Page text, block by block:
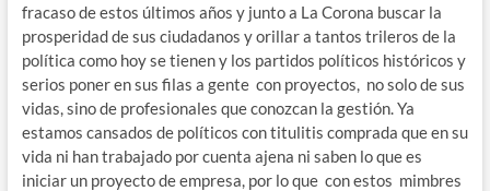
fracaso de estos últimos años y junto a La Corona buscar la
prosperidad de sus ciudadanos y orillar a tantos trileros de la
política como hoy se tienen y los partidos políticos históricos y
serios poner en sus filas a gente con proyectos, no solo de sus
vidas, sino de profesionales que conozcan la gestión. Ya
estamos cansados de políticos con titulitis comprada que en su
vida ni han trabajado por cuenta ajena ni saben lo que es
iniciar un proyecto de empresa, por lo que con estos mimbres